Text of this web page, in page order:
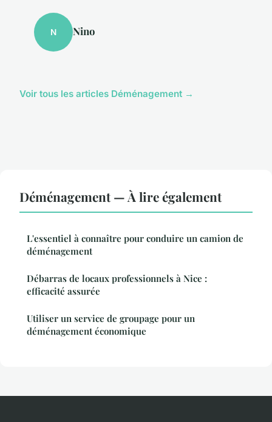
N Nino
Voir tous les articles Déménagement →
Déménagement — À lire également
L'essentiel à connaître pour conduire un camion de
déménagement
Débarras de locaux professionnels à Nice :
efficacité assurée
Utiliser un service de groupage pour un
déménagement économique